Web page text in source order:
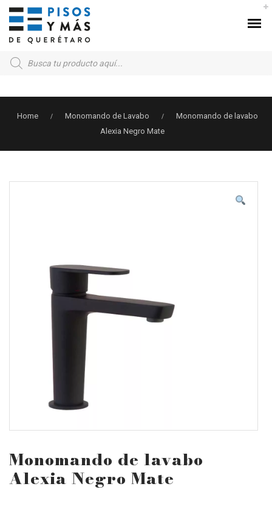
Products
search
Home / Monomando de Lavabo /
Monomando de lavabo
Alexia Negro Mate
Monomando de lavabo
Alexia Negro Mate